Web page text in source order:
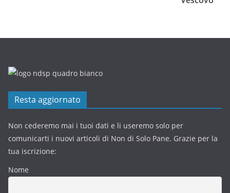
Resta aggiornato
Non cederemo mai i tuoi dati e li useremo solo per
comunicarti i nuovi articoli di Non di Solo Pane. Grazie per la
tua iscrizione:
Nome